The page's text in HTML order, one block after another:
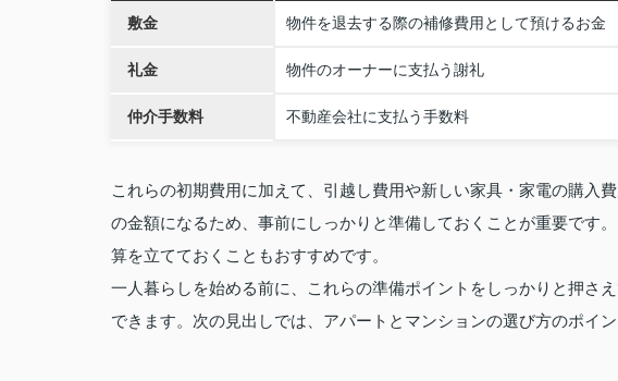
敷金 物件を退去する際の補修費用として預けるお金
礼金 物件のオーナーに支払う謝礼
仲介手数料 不動産会社に支払う手数料
これらの初期費用に加えて、引越し費用や新しい家具・家電の購入
の金額になるため、事前にしっかりと準備しておくことが重要です
算を立てておくこともおすすめです。
一人暮らしを始める前に、これらの準備ポイントをしっかりと押さ
できます。次の見出しでは、アパートとマンションの選び方のポイン